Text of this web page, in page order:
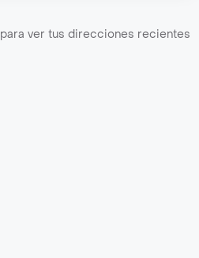
para ver tus direcciones recientes